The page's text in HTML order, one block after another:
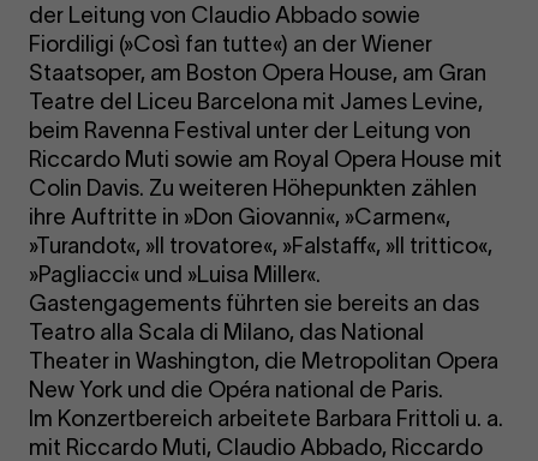
der Leitung von Claudio Abbado sowie
Fiordiligi (»Così fan tutte«) an der Wiener
Staatsoper, am Boston Opera House, am Gran
Teatre del Liceu Barcelona mit James Levine,
beim Ravenna Festival unter der Leitung von
Riccardo Muti sowie am Royal Opera House mit
Colin Davis. Zu weiteren Höhepunkten zählen
ihre Auftritte in »Don Giovanni«, »Carmen«,
»Turandot«, »Il trovatore«, »Falstaff«, »Il trittico«,
»Pagliacci« und »Luisa Miller«.
Gastengagements führten sie bereits an das
Teatro alla Scala di Milano, das National
Theater in Washington, die Metropolitan Opera
New York und die Opéra national de Paris.
Im Konzertbereich arbeitete Barbara Frittoli u. a.
mit Riccardo Muti, Claudio Abbado, Riccardo